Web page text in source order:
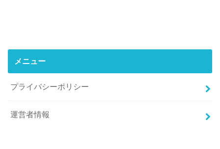
メニュー
プライバシーポリシー
運営者情報